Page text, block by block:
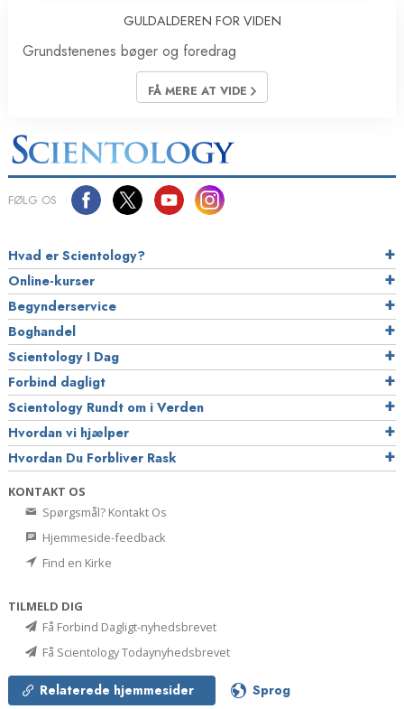
GULDALDEREN FOR VIDEN
Grundstenenes bøger og foredrag
FÅ MERE AT VIDE
FØLG OS
Hvad er Scientology?
Online-kurser
Begynderservice
Boghandel
Scientology I Dag
Forbind dagligt
Scientology Rundt om i Verden
Hvordan vi hjælper
Hvordan Du Forbliver Rask
KONTAKT OS
Spørgsmål? Kontakt Os
Hjemmeside-feedback
Find en Kirke
TILMELD DIG
Få Forbind Dagligt-nyhedsbrevet
Få Scientology Todaynyhedsbrevet
Relaterede hjemmesider Sprog